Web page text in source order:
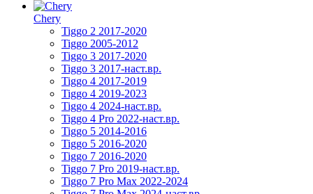
Chery
Tiggo 2 2017-2020
Tiggo 2005-2012
Tiggo 3 2017-2020
Tiggo 3 2017-наст.вр.
Tiggo 4 2017-2019
Tiggo 4 2019-2023
Tiggo 4 2024-наст.вр.
Tiggo 4 Pro 2022-наст.вр.
Tiggo 5 2014-2016
Tiggo 5 2016-2020
Tiggo 7 2016-2020
Tiggo 7 Pro 2019-наст.вр.
Tiggo 7 Pro Max 2022-2024